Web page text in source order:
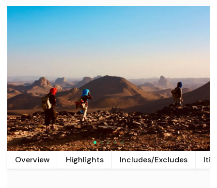
Overview Highlights Includes/Excludes